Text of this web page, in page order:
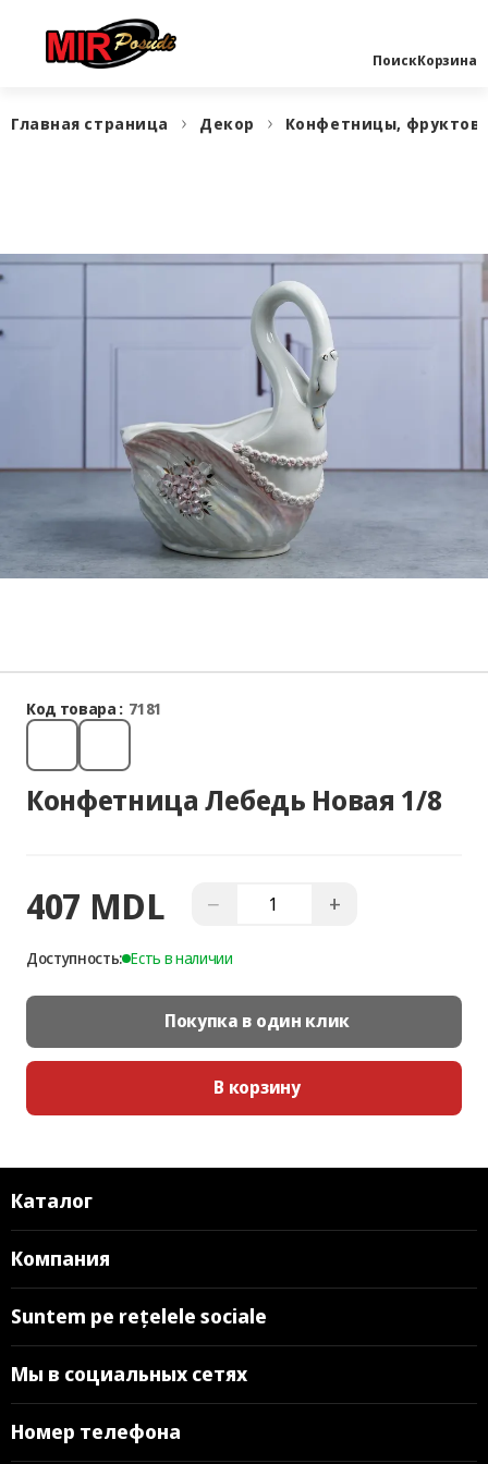
ПоискКорзина
Главная страница Декор Конфетницы,
Код товара : 7181
Конфетница Лебедь Новая 1/8
407 MDL − +
Доступность: Есть в наличии
Покупка в один клик
В корзину
Каталог
Компания
Suntem pe rețelele sociale
Мы в социальных сетях
Номер телефона